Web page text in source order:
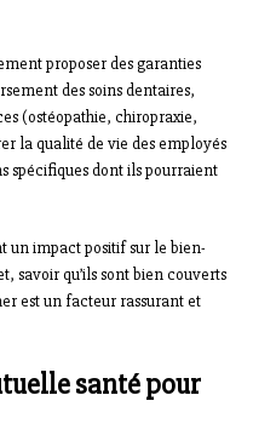
proposer des garanties
des soins dentaires,
(ostéopathie, chiropraxie,
la qualité de vie des employés
spécifiques dont ils pourraient
un impact positif sur le bien-
savoir qu’ils sont bien couverts
est un facteur rassurant et
santé pour